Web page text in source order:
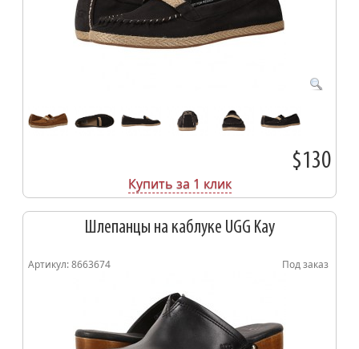
$130
Купить за 1 клик
Шлепанцы на каблуке UGG Kay
Артикул: 8663674 Под заказ